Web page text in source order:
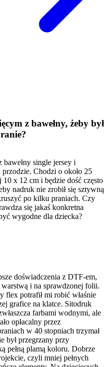
z bawełny, żeby był
bawełny single jersey i
Chodzi o około 25
x 12 cm i będzie dość często
nadruk nie zrobił się sztywną
po kilku praniach. Czy
się jakaś konkretna
wygodne dla dziecka?
doświadczenia z DTF-em,
i na sprawdzonej folii.
flex potrafił mi robić właśnie
grafice na klatce. Sitodruk
farbami wodnymi, ale
opłacalny przez
w 40 stopniach trzymał
był przegrzany przy
pełną plamą koloru. Dobrze
czyli mniej pełnych